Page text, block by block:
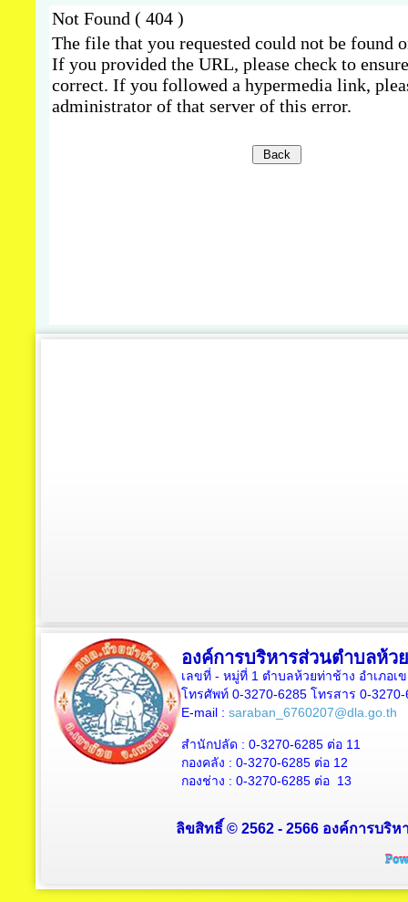
องค์การบริหารส่วนตำบลห้ว
เลขที่ - หมู่ที่ 1 ตำบลห้วยท่าช้าง อำเภอเ
โทรศัพท์ 0-3270-6285 โทรสาร 0-
E-mail : saraban_6760207@dla.go.th
สำนักปลัด : 0-3270-6285 ต่อ 11
กองคลัง : 0-3270-6285 ต่อ 12
กองช่าง : 0-3270-6285 ต่อ 13
ลิขสิทธิ์ © 2562 - 2566 องค์การบริ